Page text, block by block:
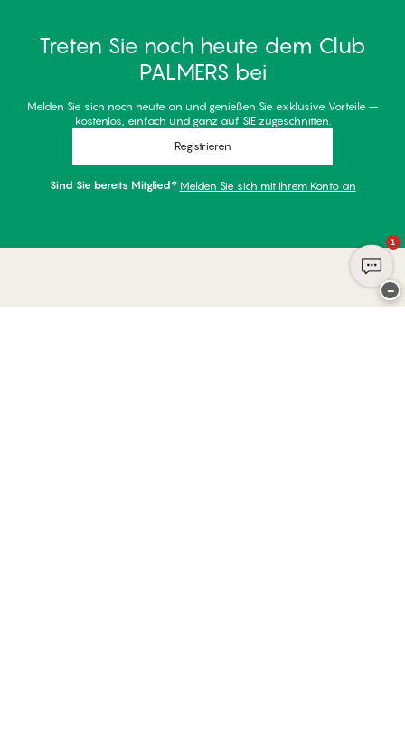
Treten Sie noch heute dem Club
PALMERS bei
Melden Sie sich noch heute an und genießen Sie exklusive Vorteile –
kostenlos, einfach und ganz auf SIE zugeschnitten.
Registrieren
Sind Sie bereits Mitglied? Melden Sie sich mit Ihrem Konto an
1
−